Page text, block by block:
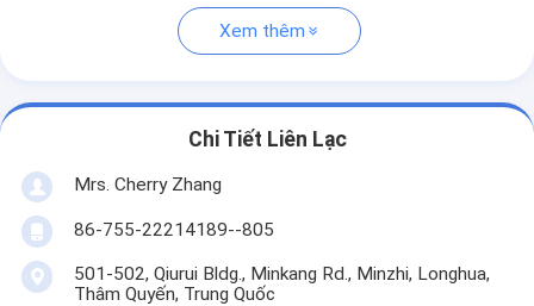
Xem thêm
Chi Tiết Liên Lạc
Mrs. Cherry Zhang
86-755-22214189--805
501-502, Qiurui Bldg., Minkang Rd., Minzhi, Longhua,
Thâm Quyến, Trung Quốc